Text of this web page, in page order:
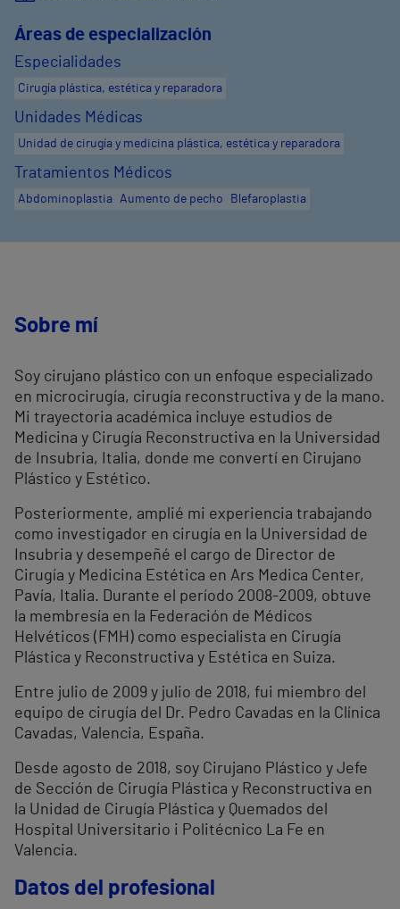
Áreas de especialización
Especialidades
Cirugía plástica, estética y reparadora
Unidades Médicas
Unidad de cirugía y medicina plástica, estética y reparadora
Tratamientos Médicos
Abdominoplastia Aumento de pecho Blefaroplastia
Sobre mí
Soy cirujano plástico con un enfoque especializado
en microcirugía, cirugía reconstructiva y de la mano.
Mi trayectoria académica incluye estudios de
Medicina y Cirugía Reconstructiva en la Universidad
de Insubria, Italia, donde me convertí en Cirujano
Plástico y Estético.
Posteriormente, amplié mi experiencia trabajando
como investigador en cirugía en la Universidad de
Insubria y desempeñé el cargo de Director de
Cirugía y Medicina Estética en Ars Medica Center,
Pavía, Italia. Durante el período 2008-2009, obtuve
la membresía en la Federación de Médicos
Helvéticos (FMH) como especialista en Cirugía
Plástica y Reconstructiva y Estética en Suiza.
Entre julio de 2009 y julio de 2018, fui miembro del
equipo de cirugía del Dr. Pedro Cavadas en la Clínica
Cavadas, Valencia, España.
Desde agosto de 2018, soy Cirujano Plástico y Jefe
de Sección de Cirugía Plástica y Reconstructiva en
la Unidad de Cirugía Plástica y Quemados del
Hospital Universitario i Politécnico La Fe en
Valencia.
Datos del profesional